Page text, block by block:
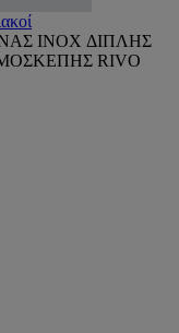
INOX ΔΙΠΛΗΣ
RIVO